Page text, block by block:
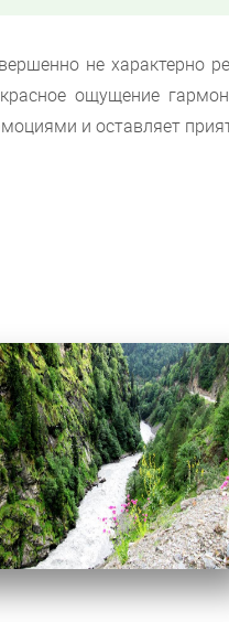
не характерно
ощущение
и оставляет